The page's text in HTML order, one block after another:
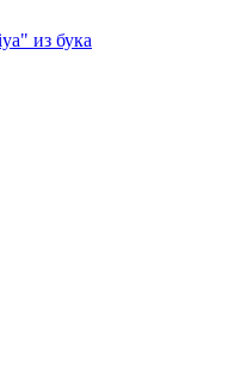
из бука